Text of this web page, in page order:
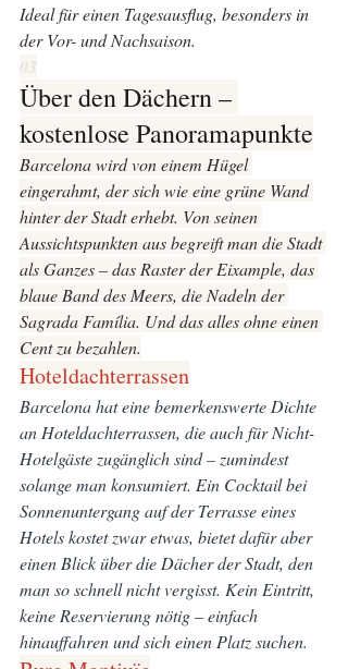
Ideal für einen Tagesausflug, besonders in
der Vor- und Nachsaison.
03
Über den Dächern –
kostenlose Panoramapunkte
Barcelona wird von einem Hügel
eingerahmt, der sich wie eine grüne Wand
hinter der Stadt erhebt. Von seinen
Aussichtspunkten aus begreift man die Stadt
als Ganzes – das Raster der Eixample, das
blaue Band des Meers, die Nadeln der
Sagrada Família. Und das alles ohne einen
Cent zu bezahlen.
Hoteldachterrassen
Barcelona hat eine bemerkenswerte Dichte
an Hoteldachterrassen, die auch für Nicht-
Hotelgäste zugänglich sind – zumindest
solange man konsumiert. Ein Cocktail bei
Sonnenuntergang auf der Terrasse eines
Hotels kostet zwar etwas, bietet dafür aber
einen Blick über die Dächer der Stadt, den
man so schnell nicht vergisst. Kein Eintritt,
keine Reservierung nötig – einfach
hinauffahren und sich einen Platz suchen.